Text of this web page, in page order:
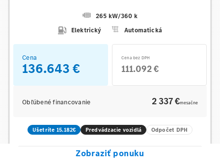
265 kW/360 k
Elektrický
Automatická
Cena
136.643 €
Cena bez DPH
111.092 €
Obľúbené financovanie 2 337 €mesačne
Ušetríte 15.182€ Predvádzacie vozidlá Odpočet DPH
Zobraziť ponuku